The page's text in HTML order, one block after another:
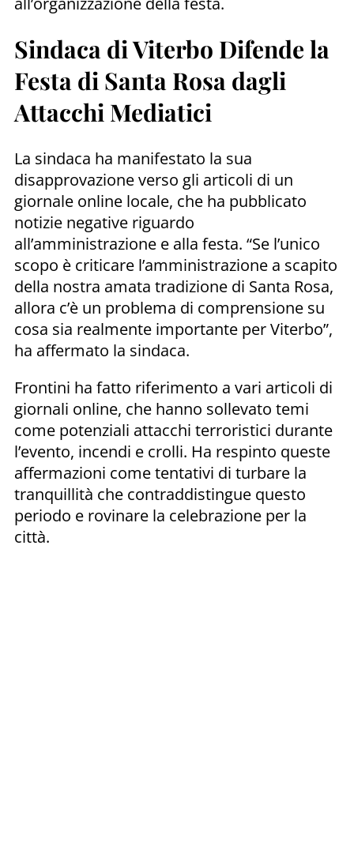
Sindaca di Viterbo Difende la
Festa di Santa Rosa dagli
Attacchi Mediatici
La sindaca ha manifestato la sua
disapprovazione verso gli articoli di un
giornale online locale, che ha pubblicato
notizie negative riguardo
all’amministrazione e alla festa. “Se l’unico
scopo è criticare l’amministrazione a scapito
della nostra amata tradizione di Santa Rosa,
allora c’è un problema di comprensione su
cosa sia realmente importante per Viterbo”,
ha affermato la sindaca.
Frontini ha fatto riferimento a vari articoli di
giornali online, che hanno sollevato temi
come potenziali attacchi terroristici durante
l’evento, incendi e crolli. Ha respinto queste
affermazioni come tentativi di turbare la
tranquillità che contraddistingue questo
periodo e rovinare la celebrazione per la
città.